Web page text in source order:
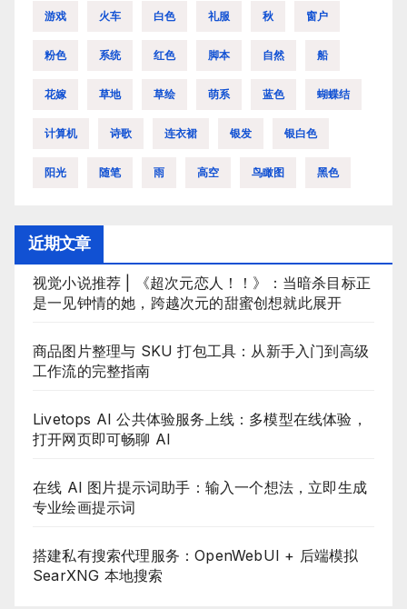
游戏 火车 白色 礼服 秋 窗户
粉色 系统 红色 脚本 自然 船
花嫁 草地 草绘 萌系 蓝色 蝴蝶结
计算机 诗歌 连衣裙 银发 银白色
阳光 随笔 雨 高空 鸟瞰图 黑色
近期文章
视觉小说推荐 | 《超次元恋人！！》：当暗杀目标正
是一见钟情的她，跨越次元的甜蜜创想就此展开
商品图片整理与 SKU 打包工具：从新手入门到高级
工作流的完整指南
Livetops AI 公共体验服务上线：多模型在线体验，
打开网页即可畅聊 AI
在线 AI 图片提示词助手：输入一个想法，立即生成
专业绘画提示词
搭建私有搜索代理服务：OpenWebUI + 后端模拟
SearXNG 本地搜索